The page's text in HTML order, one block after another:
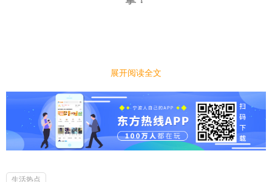
｜ 今日话题｜
你会做菜吗？你做过什么让人吃了赞不绝口的拿
手菜？
展开阅读全文
生活热点